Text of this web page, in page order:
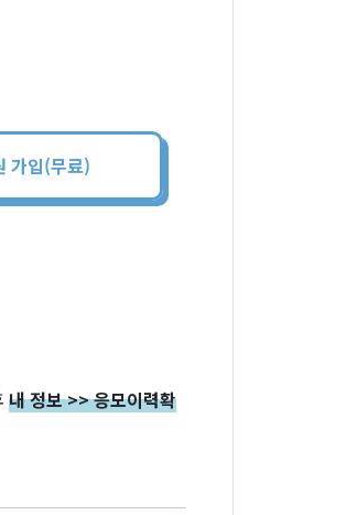
가입(무료)
내 정보 >> 응모이력확